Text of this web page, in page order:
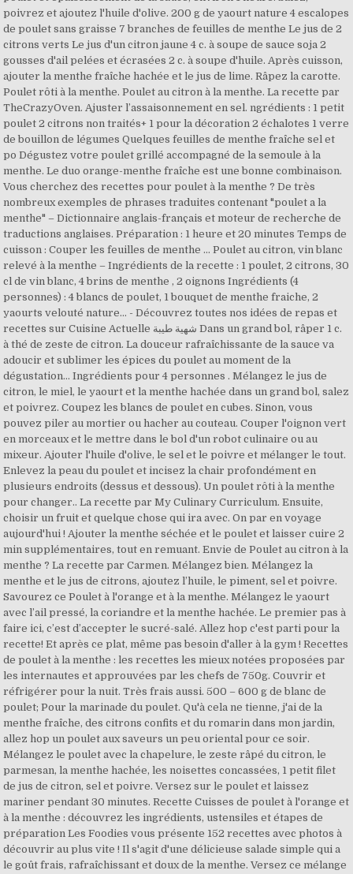
poivrez et ajoutez l'huile d'olive. 200 g de yaourt nature 4 escalopes
de poulet sans graisse 7 branches de feuilles de menthe Le jus de 2
citrons verts Le jus d'un citron jaune 4 c. à soupe de sauce soja 2
gousses d'ail pelées et écrasées 2 c. à soupe d'huile. Après cuisson,
ajouter la menthe fraîche hachée et le jus de lime. Râpez la carotte.
Poulet rôti à la menthe. Poulet au citron à la menthe. La recette par
TheCrazyOven. Ajuster l’assaisonnement en sel. ngrédients : 1 petit
poulet 2 citrons non traités+ 1 pour la décoration 2 échalotes 1 verre
de bouillon de légumes Quelques feuilles de menthe fraîche sel et
po Dégustez votre poulet grillé accompagné de la semoule à la
menthe. Le duo orange-menthe fraîche est une bonne combinaison.
Vous cherchez des recettes pour poulet à la menthe ? De très
nombreux exemples de phrases traduites contenant "poulet a la
menthe" – Dictionnaire anglais-français et moteur de recherche de
traductions anglaises. Préparation : 1 heure et 20 minutes Temps de
cuisson : Couper les feuilles de menthe … Poulet au citron, vin blanc
relevé à la menthe – Ingrédients de la recette : 1 poulet, 2 citrons, 30
cl de vin blanc, 4 brins de menthe , 2 oignons Ingrédients (4
personnes) : 4 blancs de poulet, 1 bouquet de menthe fraiche, 2
yaourts velouté nature... - Découvrez toutes nos idées de repas et
recettes sur Cuisine Actuelle شهية طيبة Dans un grand bol, râper 1 c.
à thé de zeste de citron. La douceur rafraîchissante de la sauce va
adoucir et sublimer les épices du poulet au moment de la
dégustation… Ingrédients pour 4 personnes . Mélangez le jus de
citron, le miel, le yaourt et la menthe hachée dans un grand bol, salez
et poivrez. Coupez les blancs de poulet en cubes. Sinon, vous
pouvez piler au mortier ou hacher au couteau. Couper l'oignon vert
en morceaux et le mettre dans le bol d'un robot culinaire ou au
mixeur. Ajouter l'huile d'olive, le sel et le poivre et mélanger le tout.
Enlevez la peau du poulet et incisez la chair profondément en
plusieurs endroits (dessus et dessous). Un poulet rôti à la menthe
pour changer.. La recette par My Culinary Curriculum. Ensuite,
choisir un fruit et quelque chose qui ira avec. On par en voyage
aujourd'hui ! Ajouter la menthe séchée et le poulet et laisser cuire 2
min supplémentaires, tout en remuant. Envie de Poulet au citron à la
menthe ? La recette par Carmen. Mélangez bien. Mélangez la
menthe et le jus de citrons, ajoutez l’huile, le piment, sel et poivre.
Savourez ce Poulet à l'orange et à la menthe. Mélangez le yaourt
avec l’ail pressé, la coriandre et la menthe hachée. Le premier pas à
faire ici, c’est d’accepter le sucré-salé. Allez hop c'est parti pour la
recette! Et après ce plat, même pas besoin d'aller à la gym ! Recettes
de poulet à la menthe : les recettes les mieux notées proposées par
les internautes et approuvées par les chefs de 750g. Couvrir et
réfrigérer pour la nuit. Très frais aussi. 500 – 600 g de blanc de
poulet; Pour la marinade du poulet. Qu'à cela ne tienne, j'ai de la
menthe fraîche, des citrons confits et du romarin dans mon jardin,
allez hop un poulet aux saveurs un peu oriental pour ce soir.
Mélangez le poulet avec la chapelure, le zeste râpé du citron, le
parmesan, la menthe hachée, les noisettes concassées, 1 petit filet
de jus de citron, sel et poivre. Versez sur le poulet et laissez
mariner pendant 30 minutes. Recette Cuisses de poulet à l'orange et
à la menthe : découvrez les ingrédients, ustensiles et étapes de
préparation Les Foodies vous présente 152 recettes avec photos à
découvrir au plus vite ! Il s'agit d'une délicieuse salade simple qui a
le goût frais, rafraîchissant et doux de la menthe. Versez ce mélange